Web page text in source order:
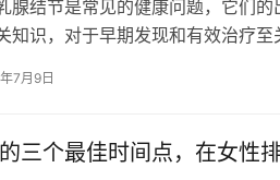
腺结节是常见的健康问题，它们
知识，对于早期发现和有效治疗
失衡是甲状腺结节和乳腺结节…
7月9日
三个最佳时间点，在女性